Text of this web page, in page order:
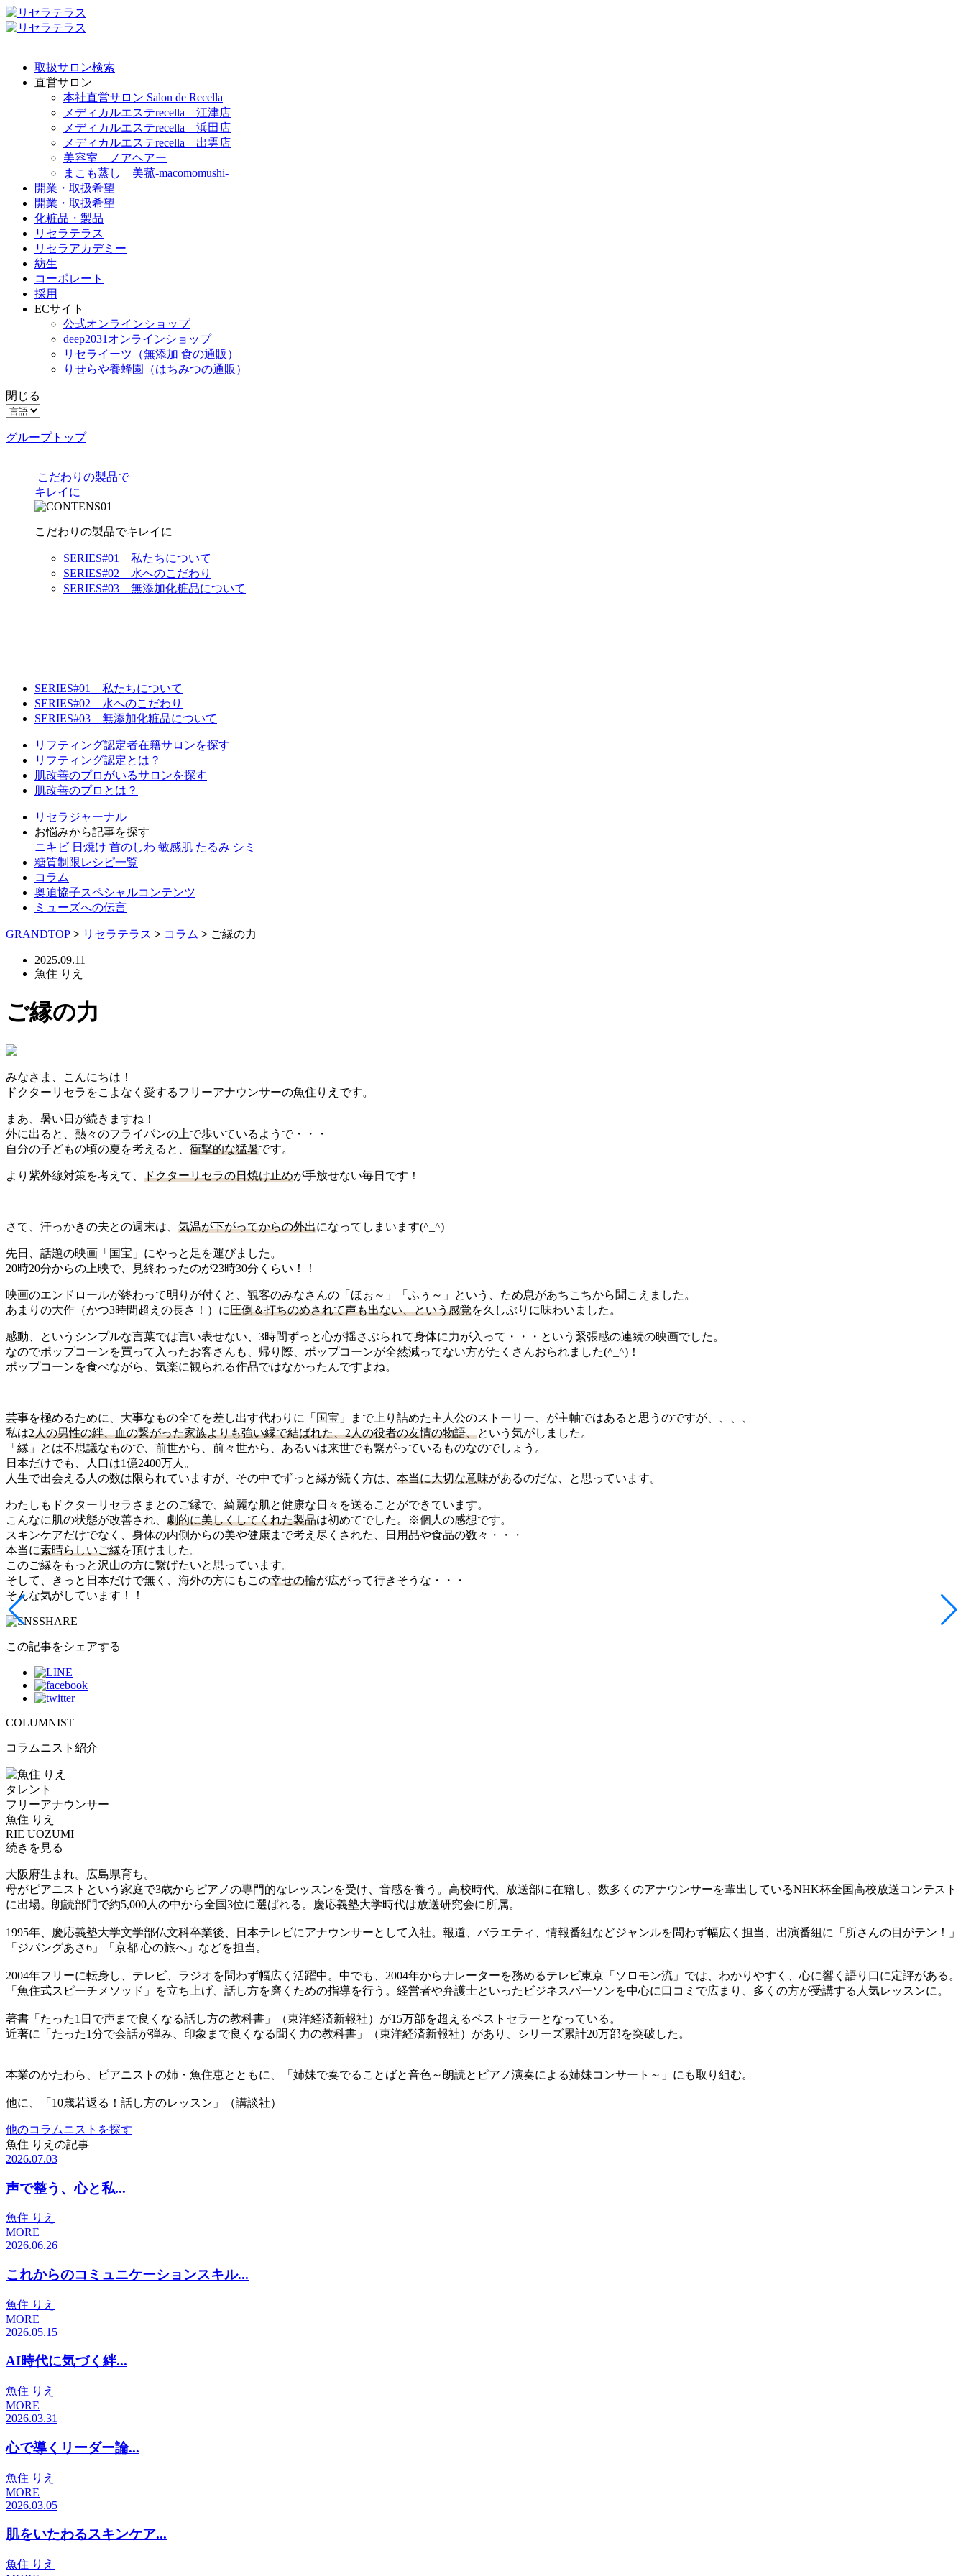
取扱サロン検索
直営サロン
本社直営サロン Salon de Recella
メディカルエステrecella 江津店
メディカルエステrecella 浜田店
メディカルエステrecella 出雲店
美容室 ノアヘアー
まこも蒸し 美菰-macomomushi-
開業・取扱希望
開業・取扱希望
化粧品・製品
リセラテラス
リセラアカデミー
紡生
コーポレート
採用
ECサイト
公式オンラインショップ
deep2031オンラインショップ
リセライーツ （無添加 食の通販）
りせらや養蜂園
（はちみつの通販）
閉じる
グループトップ
こだわりの製品で
キレイに
こだわりの製品でキレイに
SERIES#01 私たちについて
SERIES#02 水へのこだわり
SERIES#03 無添加化粧品について
SERIES#01 私たちについて
SERIES#02 水へのこだわり
SERIES#03 無添加化粧品について
リフティング認定者在籍サロンを探す
リフティング認定とは？
肌改善のプロがいるサロンを探す
肌改善のプロとは？
リセラジャーナル
お悩みから記事を探す
ニキビ 日焼け 首のしわ 敏感肌 たるみ シミ
糖質制限レシピ一覧
コラム
奥迫協子スペシャルコンテンツ
ミューズへの伝言
GRANDTOP > リセラテラス > コラム > ご縁の力
2025.09.11
魚住 りえ
ご縁の力
みなさま、こんにちは！
ドクターリセラをこよなく愛するフリーアナウンサーの魚住りえです。
まあ、暑い日が続きますね！
外に出ると、熱々のフライパンの上で歩いているようで・・・
自分の子どもの頃の夏を考えると、 衝撃的な猛暑です。
より紫外線対策を考えて、 ドクターリセラの日焼け止めが手放せない毎日です！
さて、汗っかきの夫との週末は、 気温が下がってからの外出になってしまいます(^_^)
先日、話題の映画「国宝」にやっと足を運びました。
20時20分からの上映で、見終わったのが23時30分くらい！！
映画のエンドロールが終わって明りが付くと、観客のみなさんの「ほぉ～」「ふぅ～」という、ため息があちこちから聞こえました。
あまりの大作（かつ3時間超えの長さ！）に圧倒＆打ちのめされて声も出ない、という感覚を久しぶりに味わいました。
感動、というシンプルな言葉では言い表せない、3時間ずっと心が揺さぶられて身体に力が入って・・・という緊張感の連続の映画でした。
なのでポップコーンを買って入ったお客さんも、帰り際、ポップコーンが全然減ってない方がたくさんおられました(^_^)！
ポップコーンを食べながら、気楽に観られる作品ではなかったんですよね。
芸事を極めるために、大事なもの全てを差し出す代わりに「国宝」まで上り詰めた主人公のストーリー、が主軸ではあると思うのですが、、、、
私は2人の男性の絆、血の繋がった家族よりも強い縁で結ばれた、2人の役者の友情の物語、という気がしました。
「縁」とは不思議なもので、前世から、前々世から、あるいは来世でも繋がっているものなのでしょう。
日本だけでも、人口は1億2400万人。
人生で出会える人の数は限られていますが、その中でずっと縁が続く方は、 本当に大切な意味があるのだな、と思っています。
わたしもドクターリセラさまとのご縁で、綺麗な肌と健康な日々を送ることができています。
こんなに肌の状態が改善され、 劇的に美しくしてくれた製品は初めてでした。※個人の感想です。
スキンケアだけでなく、身体の内側からの美や健康まで考え尽くされた、日用品や食品の数々・・・
本当に素晴らしいご縁を頂けました。
このご縁をもっと沢山の方に繋げたいと思っています。
そして、きっと日本だけで無く、海外の方にもこの幸せの輪が広がって行きそうな・・・
そんな気がしています！！
この記事をシェアする
COLUMNIST
コラムニスト紹介
タレント
フリーアナウンサー
魚住 りえ
RIE UOZUMI
続きを見る
大阪府生まれ。広島県育ち。
母がピアニストという家庭で3歳からピアノの専門的なレッスンを受け、音感を養う。高校時代、放送部に在籍し、数多くのアナウンサーを輩出しているNHK杯全国高校放送コンテスト
に出場。朗読部門で約5,000人の中から全国3位に選ばれる。慶応義塾大学時代は放送研究会に所属。
1995年、慶応義塾大学文学部仏文科卒業後、日本テレビにアナウンサーとして入社。報道、バラエティ、情報番組などジャンルを問わず幅広く担当、出演番組に「所さんの目がテン！」
「ジパングあさ6」「京都 心の旅へ」などを担当。
2004年フリーに転身し、テレビ、ラジオを問わず幅広く活躍中。中でも、2004年からナレーターを務めるテレビ東京「ソロモン流」では、わかりやすく、心に響く語り口に定評がある。
「魚住式スピーチメソッド」を立ち上げ、話し方を磨くための指導を行う。経営者や弁護士といったビジネスパーソンを中心に口コミで広まり、多くの方が受講する人気レッスンに。
著書「たった1日で声まで良くなる話し方の教科書」（東洋経済新報社）が15万部を超えるベストセラーとなっている。
近著に「たった1分で会話が弾み、印象まで良くなる聞く力の教科書」（東洋経済新報社）があり、シリーズ累計20万部を突破した。
本業のかたわら、ピアニストの姉・魚住恵とともに、「姉妹で奏でることばと音色～朗読とピアノ演奏による姉妹コンサート～」にも取り組む。
他に、「10歳若返る！話し方のレッスン」（講談社）
他のコラムニストを探す
魚住 りえの記事
2026.07.03
声で整う、心と私...
魚住 りえ
MORE
2026.06.26
これからのコミュニケーションスキル...
魚住 りえ
MORE
2026.05.15
AI時代に気づく絆...
魚住 りえ
MORE
2026.03.31
心で導くリーダー論...
魚住 りえ
MORE
2026.03.05
肌をいたわるスキンケア...
魚住 りえ